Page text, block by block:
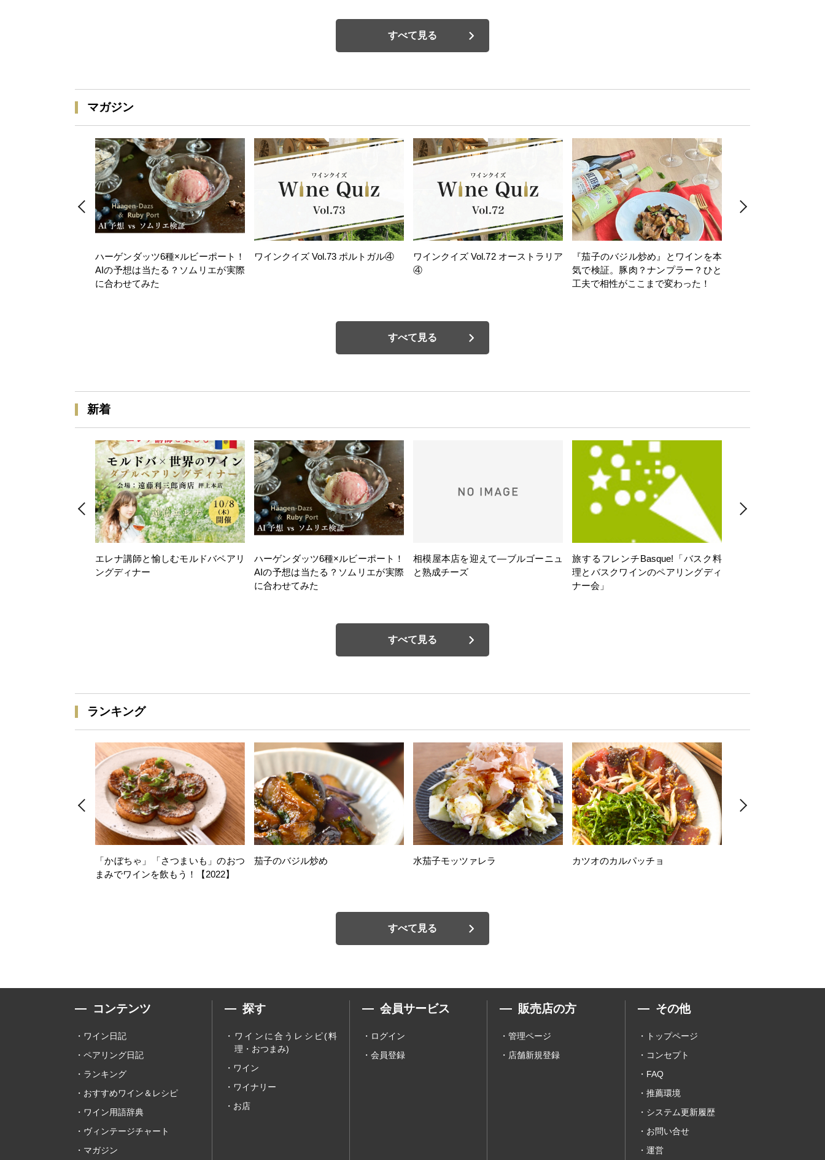
すべて見る
マガジン
ハーゲンダッツ6種×ルビーポート！
AIの予想は当たる？ソムリエが実際
に合わせてみた
ワインクイズ Vol.73 ポルトガル④
ワインクイズ Vol.72 オーストラリア
④
『茄子のバジル炒め』とワインを本
気で検証。豚肉？ナンプラー？ひと
工夫で相性がここまで変わった！
すべて見る
新着
エレナ講師と愉しむモルドバペアリ
ングディナー
ハーゲンダッツ6種×ルビーポート！
AIの予想は当たる？ソムリエが実際
に合わせてみた
相模屋本店を迎えて―ブルゴーニュ
と熟成チーズ
旅するフレンチBasque!「バスク料
理とバスクワインのペアリングディ
ナー会」
すべて見る
ランキング
「かぼちゃ」「さつまいも」のおつ
まみでワインを飲もう！【2022】
茄子のバジル炒め 水茄子モッツァレラ カツオのカルパッチョ
すべて見る
コンテンツ
ワイン日記
ペアリング日記
ランキング
おすすめワイン＆レシピ
ワイン用語辞典
ヴィンテージチャート
マガジン
探す
ワインに合うレシピ(料
理・おつまみ)
ワイン
ワイナリー
お店
会員サービス
ログイン
会員登録
販売店の方
管理ページ
店舗新規登録
その他
トップページ
コンセプト
FAQ
推薦環境
システム更新履歴
お問い合せ
運営